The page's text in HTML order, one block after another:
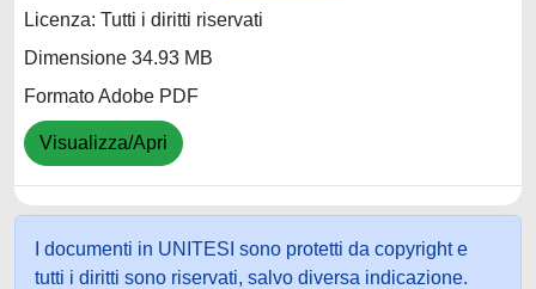
Licenza: Tutti i diritti riservati
Dimensione 34.93 MB
Formato Adobe PDF
Visualizza/Apri
I documenti in UNITESI sono protetti da copyright e
tutti i diritti sono riservati, salvo diversa indicazione.